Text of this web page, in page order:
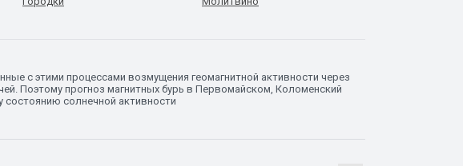
с этими процессами возмущения геомагнитной активности через
Поэтому прогноз магнитных бурь в Первомайском, Коломенский
состоянию солнечной активности